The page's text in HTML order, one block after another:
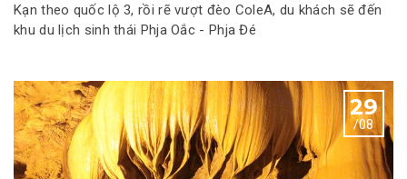
Kạn theo quốc lộ 3, rồi rẽ vượt đèo ColeA, du khách sẽ đến
khu du lịch sinh thái Phja Oắc - Phja Đé
29
/08